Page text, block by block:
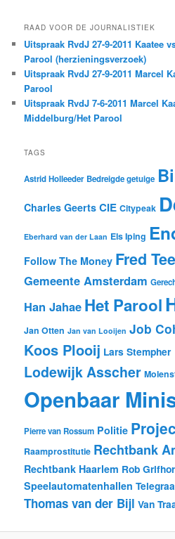
RAAD VOOR DE JOURNALISTIEK
Uitspraak RvdJ 27-9-2011 Kaatee
Parool (herzieningsverzoek)
Uitspraak RvdJ 27-9-2011 Marcel
Parool
Uitspraak RvdJ 7-6-2011 Marcel
Middelburg/Het Parool
TAGS
Astrid Holleeder Bedreigde getuige
Charles Geerts CIE Citypeak
Eberhard van der Laan Els Iping
Follow The Money Fred
Gemeente Amsterdam
Han Jahae Het Parool
Jan Otten Jan van Looijen Job
Koos Plooij Lars Stempher
Lodewijk Asscher
Openbaar
Pierre van Rossum Politie
Raamprostitutie Rechtbank
Rechtbank Haarlem Rob
Speelautomatenhallen
Thomas van der Bijl Van